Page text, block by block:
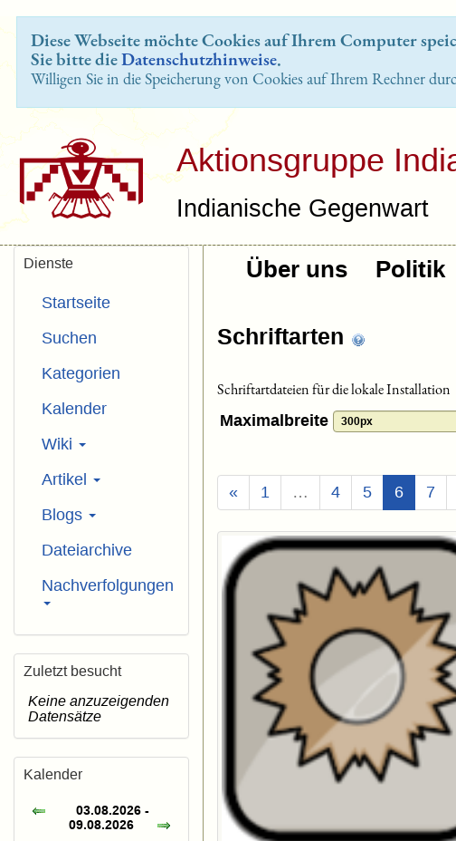
Diese Webseite möchte Cookies auf Ihrem Computer
Sie bitte dieDatenschutzhinweise.
Willigen Sie in die Speicherung von Cookies auf Ihrem Rechner
Aktionsgruppe
Indianische Gegenwart
Über uns Politik
Schriftarten
Schriftartdateien für die lokale Installation
Maximalbreite
« 1 … 4 5 6 7
Dienste
Startseite
Suchen
Kategorien
Kalender
Wiki
Artikel
Blogs
Dateiarchive
Nachverfolgungen
Zuletzt besucht
Keine anzuzeigenden
Datensätze
Kalender
03.08.2026 -
09.08.2026